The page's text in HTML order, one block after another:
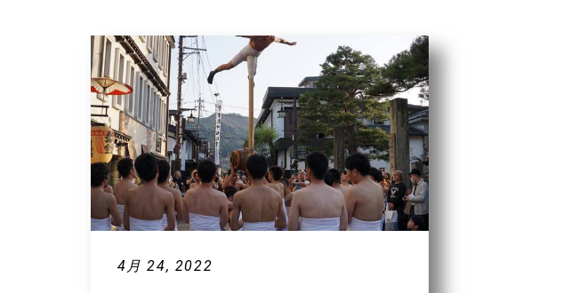
4月 24, 2022